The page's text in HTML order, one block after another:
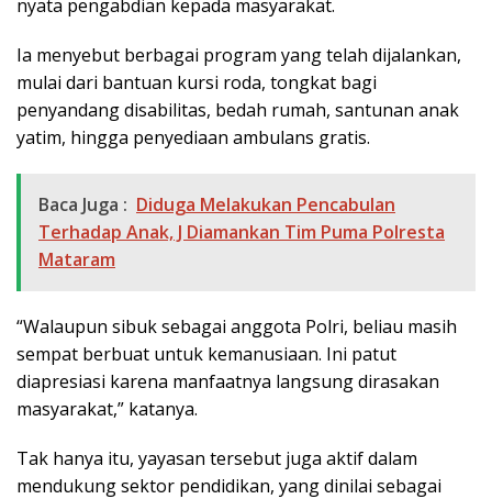
nyata pengabdian kepada masyarakat.
Ia menyebut berbagai program yang telah dijalankan,
mulai dari bantuan kursi roda, tongkat bagi
penyandang disabilitas, bedah rumah, santunan anak
yatim, hingga penyediaan ambulans gratis.
Baca Juga : Diduga Melakukan Pencabulan
Terhadap Anak, J Diamankan Tim Puma Polresta
Mataram
“Walaupun sibuk sebagai anggota Polri, beliau masih
sempat berbuat untuk kemanusiaan. Ini patut
diapresiasi karena manfaatnya langsung dirasakan
masyarakat,” katanya.
Tak hanya itu, yayasan tersebut juga aktif dalam
mendukung sektor pendidikan, yang dinilai sebagai